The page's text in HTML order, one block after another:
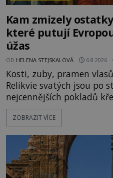
Kam zmizely
které putují
úžas
OD HELENA STEJSKALOVÁ 6.8.2026
Kosti, zuby, pramen
Relikvie svatých jsou po
nejcennějších pokladů
mají pečlivě doloženou
záhady, krádeže i
o skutečné historické události. Ve
Evropě mají relikvie
jen předmětem úcty
ZOBRAZIT VÍCE